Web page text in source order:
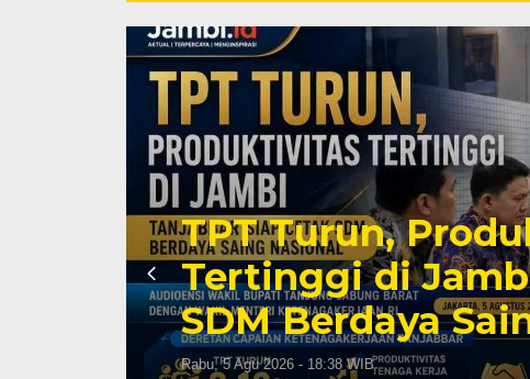
TPT Turun,
Tertinggi di
SDM Berdaya
Rabu, 5 Agu 2026 - 18:38 WIB